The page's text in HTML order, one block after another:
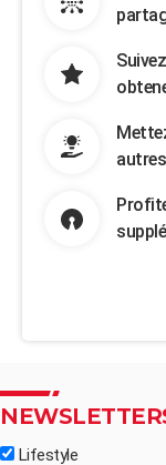
Lifestyle